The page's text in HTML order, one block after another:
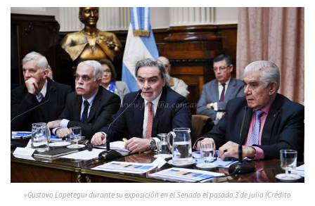
»Gustavo Lopetegui durante su exposición en el Senado el pasado 3 de julio (Crédito